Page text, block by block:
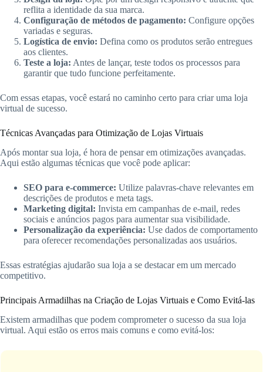
reflita a identidade da sua marca.
Configuração de métodos de pagamento: Configure opções
variadas e seguras.
Logística de envio: Defina como os produtos serão entregues
aos clientes.
Teste a loja: Antes de lançar, teste todos os processos para
garantir que tudo funcione perfeitamente.
Com essas etapas, você estará no caminho certo para criar uma loja
virtual de sucesso.
Técnicas Avançadas para Otimização de Lojas Virtuais
Após montar sua loja, é hora de pensar em otimizações avançadas.
Aqui estão algumas técnicas que você pode aplicar:
SEO para e-commerce: Utilize palavras-chave relevantes em
descrições de produtos e meta tags.
Marketing digital: Invista em campanhas de e-mail, redes
sociais e anúncios pagos para aumentar sua visibilidade.
Personalização da experiência: Use dados de comportamento
para oferecer recomendações personalizadas aos usuários.
Essas estratégias ajudarão sua loja a se destacar em um mercado
competitivo.
Principais Armadilhas na Criação de Lojas Virtuais e Como Evitá-las
Existem armadilhas que podem comprometer o sucesso da sua loja
virtual. Aqui estão os erros mais comuns e como evitá-los: